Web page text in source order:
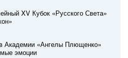
XV Кубок «Русского Света»
Академии «Ангелы Плющенко»
эмоции